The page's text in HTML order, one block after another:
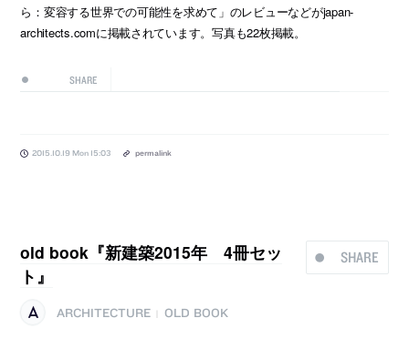
ら：変容する世界での可能性を求めて」のレビューなどがjapan-
architects.comに掲載されています。写真も22枚掲載。
SHARE
2015.10.19 Mon 15:03 permalink
SHARE
old book『新建築2015年 4冊セッ
ト』
ARCHITECTURE OLD BOOK